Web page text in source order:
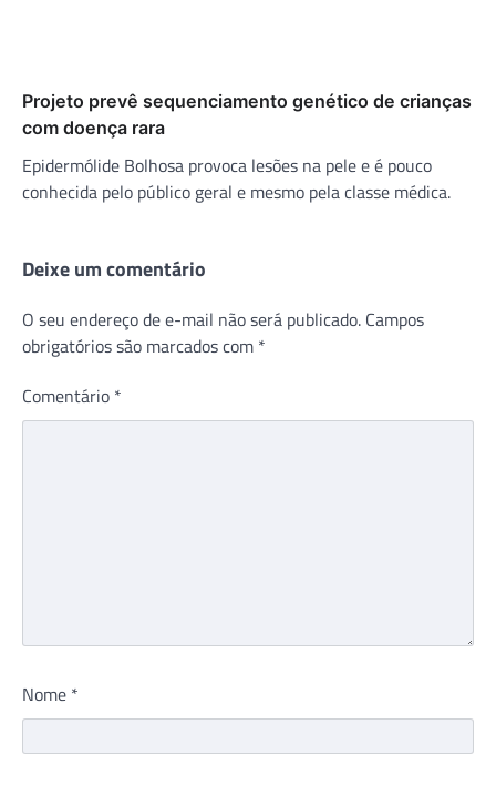
Projeto prevê sequenciamento genético de crianças
com doença rara
Epidermólide Bolhosa provoca lesões na pele e é pouco
conhecida pelo público geral e mesmo pela classe médica.
Deixe um comentário
O seu endereço de e-mail não será publicado. Campos
obrigatórios são marcados com *
Comentário *
Nome *